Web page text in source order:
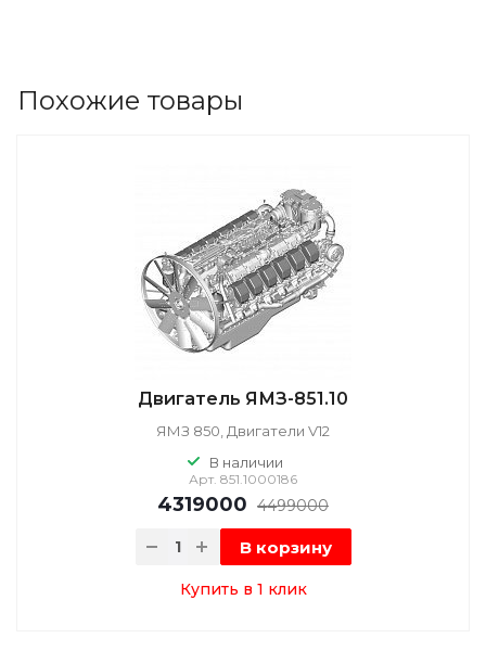
Похожие товары
Двигатель ЯМЗ-851.10
ЯМЗ 850, Двигатели V12
В наличии
Арт. 851.1000186
4319000 4499000
В корзину
Купить в 1 клик